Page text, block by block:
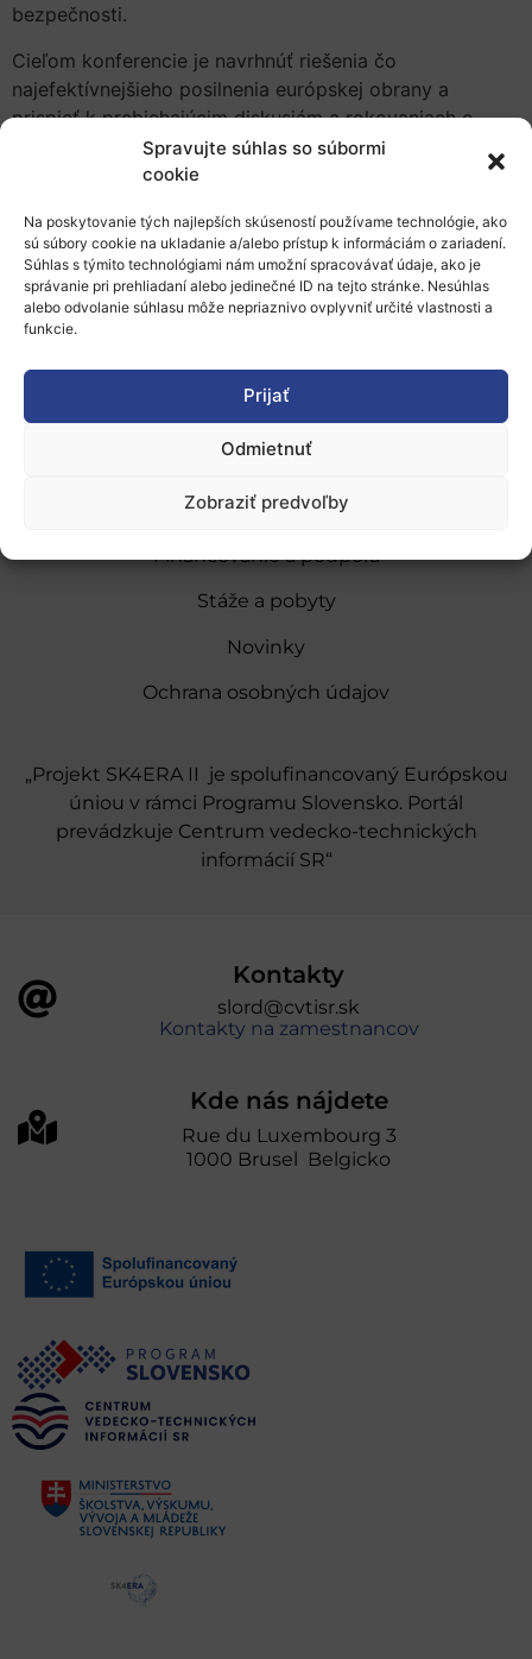
Spravujte súhlas so súbormi
cookie
Na poskytovanie tých najlepších skúseností používame technológie, ako
sú súbory cookie na ukladanie a/alebo prístup k informáciám o zariadení.
Súhlas s týmito technológiami nám umožní spracovávať údaje, ako je
správanie pri prehliadaní alebo jedinečné ID na tejto stránke. Nesúhlas
alebo odvolanie súhlasu môže nepriaznivo ovplyvniť určité vlastnosti a
funkcie.
Prijať
Odmietnuť
Zobraziť predvoľby
bezpečnosti.
Cieľom konferencie je navrhnúť riešenia čo
najefektívnejšieho posilnenia európskej obrany a
prispieť k prebiehajúcim diskusiám a rokovaniach o
Európskom obrannom fonde na roky 2021 – 2027.
Bližšie informácie o podujatí nájdeteTU.
Pridať do Google Kalendára
Naše služby
Financovanie a podpora
Stáže a pobyty
Novinky
Ochrana osobných údajov
„Projekt SK4ERA II je spolufinancovaný Európskou
úniou v rámci Programu Slovensko. Portál
prevádzkuje Centrum vedecko-technických
informácií SR“
Kontakty
slord@cvtisr.sk
Kontakty na zamestnancov
Kde nás nájdete
Rue du Luxembourg 3
1000 Brusel Belgicko